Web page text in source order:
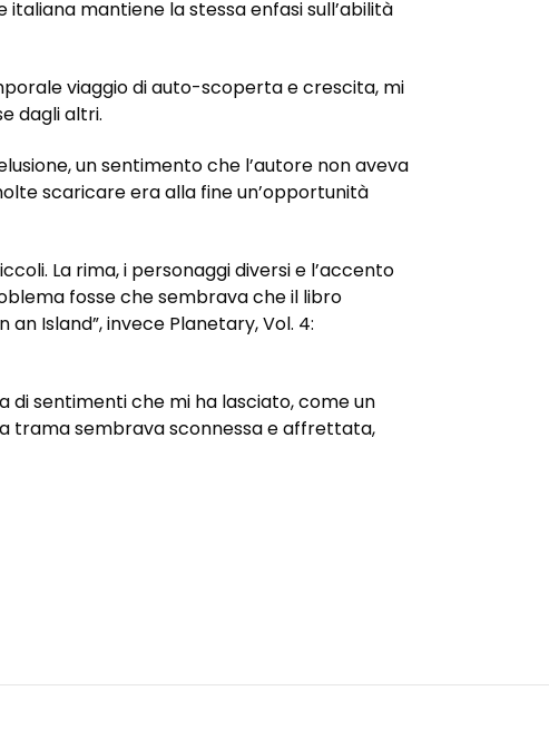
mantiene la stessa enfasi sull’abilità
viaggio di auto-scoperta e crescita, mi
dagli altri.
un sentimento che l’autore non aveva
scaricare era alla fine un’opportunità
La rima, i personaggi diversi e l’accento
fosse che sembrava che il libro
Island”, invece Planetary, Vol. 4:
sentimenti che mi ha lasciato, come un
trama sembrava sconnessa e affrettata,